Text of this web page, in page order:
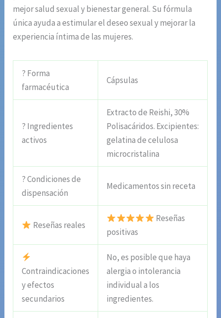
mejor salud sexual y bienestar general. Su fórmula
única ayuda a estimular el deseo sexual y mejorar la
experiencia íntima de las mujeres.
? Forma
farmacéutica
Cápsulas
? Ingredientes
activos
Extracto de Reishi, 30%
Polisacáridos. Excipientes:
gelatina de celulosa
microcristalina
? Condiciones de
dispensación
Medicamentos sin receta
Reseñas reales
Reseñas
positivas
Contraindicaciones
y efectos
secundarios
No, es posible que haya
alergia o intolerancia
individual a los
ingredientes.